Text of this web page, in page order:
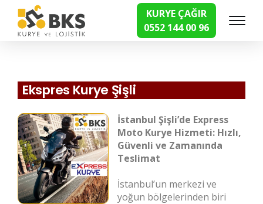
KURYE ÇAĞIR
0552 144 00 96
Hızlı Kurye Hizmetleri
Ekspres Kurye Şişli
İstanbul Şişli’de Express
Moto Kurye Hizmeti: Hızlı,
Güvenli ve Zamanında
Teslimat
İstanbul’un merkezi ve
yoğun bölgelerinden biri